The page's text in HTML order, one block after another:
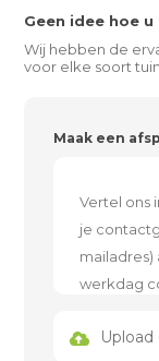
Geen idee hoe
Wij hebben de
voor elke soort tuin.
Maak een